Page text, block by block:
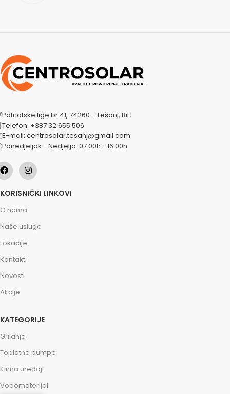
Patriotske lige br 41, 74260 - Tešanj, BiH
Telefon: +387 32 655 506
E-mail: centrosolar.tesanj@gmail.com
Ponedjeljak - Nedjelja: 07:00h - 16:00h
KORISNIČKI LINKOVI
O nama
Naše usluge
Lokacije
Kontakt
Novosti
Akcije
KATEGORIJE
Grijanje
Toplotne pumpe
Klima uređaji
Vodomaterijal